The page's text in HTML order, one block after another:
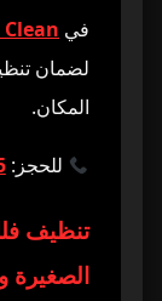
في Clean
لضمان
المكان.
للحجز:
تنظيف
الصغيرة